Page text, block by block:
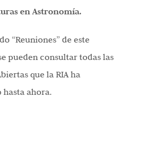
en Astronomía.
“Reuniones” de este
pueden consultar todas las
que la RIA ha
ahora.